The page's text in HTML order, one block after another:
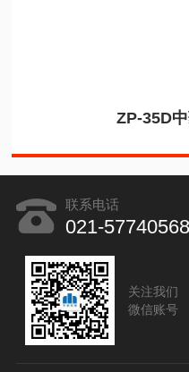
ZP-35D
联系电话
021-57740568
关注我们
微信账号